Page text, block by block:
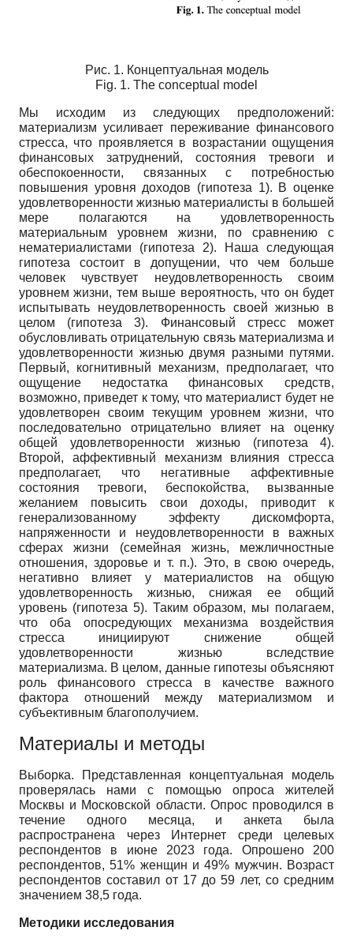
Рис. 1. Концептуальная модель
Fig. 1. The conceptual model
Мы исходим из следующих предположений:
материализм усиливает переживание финансового
стресса, что проявляется в возрастании ощущения
финансовых затруднений, состояния тревоги и
обеспокоенности, связанных с потребностью
повышения уровня доходов (гипотеза 1). В оценке
удовлетворенности жизнью материалисты в большей
мере полагаются на удовлетворенность
материальным уровнем жизни, по сравнению с
нематериалистами (гипотеза 2). Наша следующая
гипотеза состоит в допущении, что чем больше
человек чувствует неудовлетворенность своим
уровнем жизни, тем выше вероятность, что он будет
испытывать неудовлетворенность своей жизнью в
целом (гипотеза 3). Финансовый стресс может
обусловливать отрицательную связь материализма и
удовлетворенности жизнью двумя разными путями.
Первый, когнитивный механизм, предполагает, что
ощущение недостатка финансовых средств,
возможно, приведет к тому, что материалист будет не
удовлетворен своим текущим уровнем жизни, что
последовательно отрицательно влияет на оценку
общей удовлетворенности жизнью (гипотеза 4).
Второй, аффективный механизм влияния стресса
предполагает, что негативные аффективные
состояния тревоги, беспокойства, вызванные
желанием повысить свои доходы, приводит к
генерализованному эффекту дискомфорта,
напряженности и неудовлетворенности в важных
сферах жизни (семейная жизнь, межличностные
отношения, здоровье и т. п.). Это, в свою очередь,
негативно влияет у материалистов на общую
удовлетворенность жизнью, снижая ее общий
уровень (гипотеза 5). Таким образом, мы полагаем,
что оба опосредующих механизма воздействия
стресса инициируют снижение общей
удовлетворенности жизнью вследствие
материализма. В целом, данные гипотезы объясняют
роль финансового стресса в качестве важного
фактора отношений между материализмом и
субъективным благополучием.
Материалы и методы
Выборка. Представленная концептуальная модель
проверялась нами с помощью опроса жителей
Москвы и Московской области. Опрос проводился в
течение одного месяца, и анкета была
распространена через Интернет среди целевых
респондентов в июне 2023 года. Опрошено 200
респондентов, 51% женщин и 49% мужчин. Возраст
респондентов составил от 17 до 59 лет, со средним
значением 38,5 года.
Методики исследования